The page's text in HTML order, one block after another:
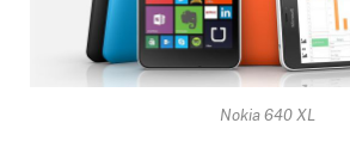
Nokia 640 XL